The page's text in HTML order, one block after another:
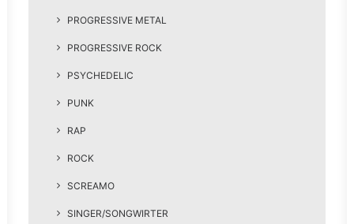
PROGRESSIVE METAL
PROGRESSIVE ROCK
PSYCHEDELIC
PUNK
RAP
ROCK
SCREAMO
SINGER/SONGWIRTER